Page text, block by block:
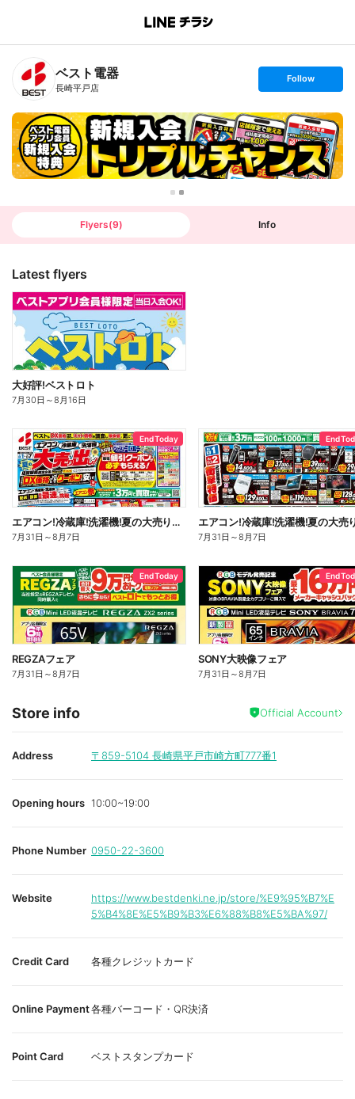
B
n
T
ベスト電器
長崎平戸店
s
t
o
l
l
o
w
Follow
Flyers(9) Info
Latest flyers
大好評!ベストロト
7月30日 ～8月16日
End Today
エアコン!冷蔵庫!洗濯機!夏の大売り出し!
7月31日 ～8月7日
End
7月31日 ～8月7日
End Today
REGZAフェア
7月31日 ～8月7日
End
SONY大映像フェア
7月31日 ～8月7日
Store info Official Account
Address 〒859-5104 長崎県平戸市崎方町777番1
Opening hours 10:00~19:00
Phone Number 0950-22-3600
Website
https://www.bestdenki.ne.jp/store/%E9%95%B7%E
5%B4%8E%E5%B9%B3%E6%88%B8%E5%BA%97/
Credit Card 各種クレジットカード
Online Payment各種バーコード・QR決済
Point Card ベストスタンプカード